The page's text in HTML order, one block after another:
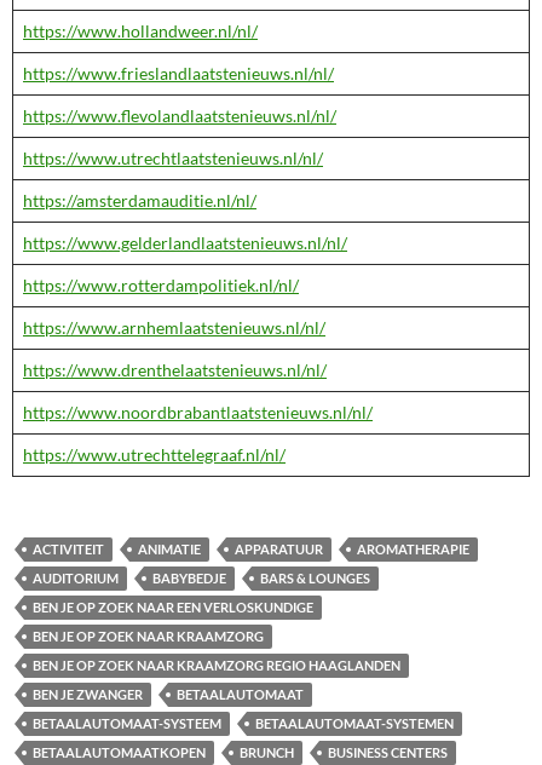
https://www.hollandweer.nl/nl/
https://www.frieslandlaatstenieuws.nl/nl/
https://www.flevolandlaatstenieuws.nl/nl/
https://www.utrechtlaatstenieuws.nl/nl/
https://amsterdamauditie.nl/nl/
https://www.gelderlandlaatstenieuws.nl/nl/
https://www.rotterdampolitiek.nl/nl/
https://www.arnhemlaatstenieuws.nl/nl/
https://www.drenthelaatstenieuws.nl/nl/
https://www.noordbrabantlaatstenieuws.nl/nl/
https://www.utrechttelegraaf.nl/nl/
ACTIVITEIT ANIMATIE APPARATUUR
AROMATHERAPIE
AUDITORIUM
BABYBEDJE
BARS & LOUNGES
BEN JE OP ZOEK NAAR EEN VERLOSKUNDIGE
BEN JE OP ZOEK NAAR KRAAMZORG
BEN JE OP ZOEK NAAR KRAAMZORG REGIO HAAGLANDEN
BEN JE ZWANGER
BETAALAUTOMAAT
BETAALAUTOMAAT-SYSTEEM
BETAALAUTOMAAT-SYSTEMEN
BETAALAUTOMAATKOPEN
BRUNCH BUSINESS CENTERS